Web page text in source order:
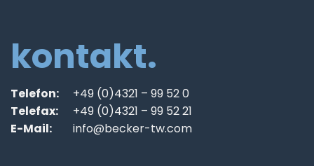
kontakt.
Telefon:
Telefax:
E-Mail:
+49 (0)4321 – 99 52 0
+49 (0)4321 – 99 52 21
info@becker-tw.com